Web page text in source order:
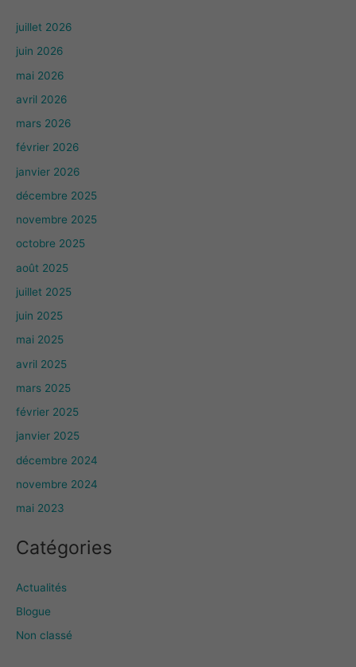
juillet 2026
juin 2026
mai 2026
avril 2026
mars 2026
février 2026
janvier 2026
décembre 2025
novembre 2025
octobre 2025
août 2025
juillet 2025
juin 2025
mai 2025
avril 2025
mars 2025
février 2025
janvier 2025
décembre 2024
novembre 2024
mai 2023
Catégories
Actualités
Blogue
Non classé